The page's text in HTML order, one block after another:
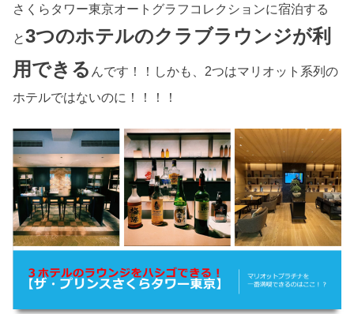
さくらタワー東京オートグラフコレクションに宿泊する
と3つのホテルのクラブラウンジが利
用できる んです！！しかも、2つはマリオット系列の
ホテルではないのに！！！！